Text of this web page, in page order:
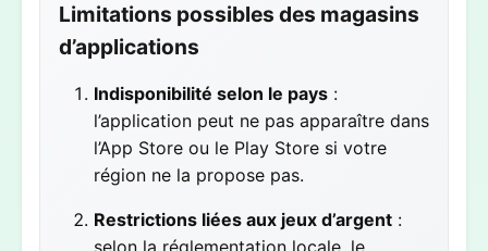
Limitations possibles des magasins
d’applications
Indisponibilité selon le pays:
l’application peut ne pas apparaître dans
l’App Store ou le Play Store si votre
région ne la propose pas.
Restrictions liées aux jeux d’argent: